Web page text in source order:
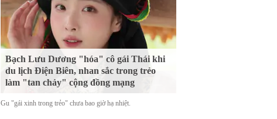
Bạch Lưu Dương "hóa" cô gái Thái khi
du lịch Điện Biên, nhan sắc trong trẻo
làm "tan chảy" cộng đồng mạng
Gu "gái xinh trong trẻo" chưa bao giờ hạ nhiệt.